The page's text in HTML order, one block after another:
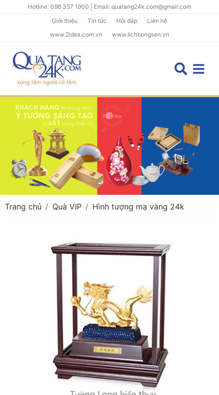
Hotline: 098 357 1900 | Email: quatang24k.com@gmail.com
Giới thiệu
Tin tức Hỏi đáp
Liên hệ
www.2idea.com.vn
www.lichbongsen.vn
Trang chủ Quà VIP Hình tượng mạ vàng 24k